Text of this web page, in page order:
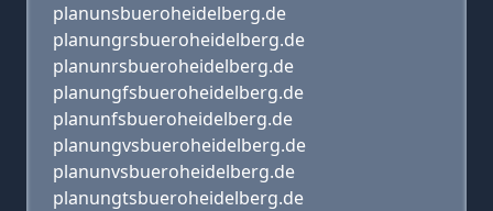
planunsbueroheidelberg.de
planungrsbueroheidelberg.de
planunrsbueroheidelberg.de
planungfsbueroheidelberg.de
planunfsbueroheidelberg.de
planungvsbueroheidelberg.de
planunvsbueroheidelberg.de
planungtsbueroheidelberg.de